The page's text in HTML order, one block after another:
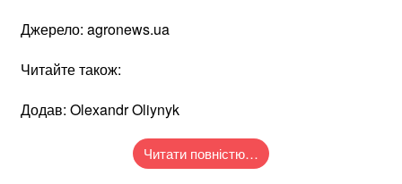
Джерело: agronews.ua
Читайте також:
Додав: Olexandr Oliynyk
Читати повністю…